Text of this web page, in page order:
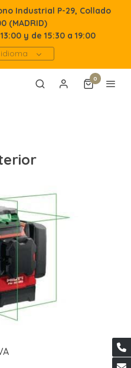
Industrial P-29, Collado
(MADRID)
y de 15:30 a 19:00
0